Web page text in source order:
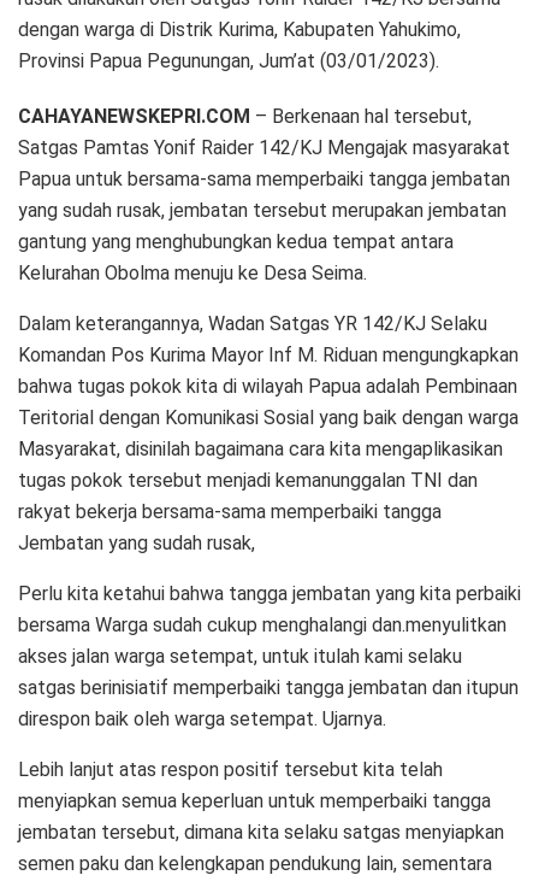
dengan warga di Distrik Kurima, Kabupaten Yahukimo,
Provinsi Papua Pegunungan, Jum’at (03/01/2023).
CAHAYANEWSKEPRI.COM – Berkenaan hal tersebut,
Satgas Pamtas Yonif Raider 142/KJ Mengajak masyarakat
Papua untuk bersama-sama memperbaiki tangga jembatan
yang sudah rusak, jembatan tersebut merupakan jembatan
gantung yang menghubungkan kedua tempat antara
Kelurahan Obolma menuju ke Desa Seima.
Dalam keterangannya, Wadan Satgas YR 142/KJ Selaku
Komandan Pos Kurima Mayor Inf M. Riduan mengungkapkan
bahwa tugas pokok kita di wilayah Papua adalah Pembinaan
Teritorial dengan Komunikasi Sosial yang baik dengan warga
Masyarakat, disinilah bagaimana cara kita mengaplikasikan
tugas pokok tersebut menjadi kemanunggalan TNI dan
rakyat bekerja bersama-sama memperbaiki tangga
Jembatan yang sudah rusak,
Perlu kita ketahui bahwa tangga jembatan yang kita perbaiki
bersama Warga sudah cukup menghalangi dan.menyulitkan
akses jalan warga setempat, untuk itulah kami selaku
satgas berinisiatif memperbaiki tangga jembatan dan itupun
direspon baik oleh warga setempat. Ujarnya.
Lebih lanjut atas respon positif tersebut kita telah
menyiapkan semua keperluan untuk memperbaiki tangga
jembatan tersebut, dimana kita selaku satgas menyiapkan
semen paku dan kelengkapan pendukung lain, sementara